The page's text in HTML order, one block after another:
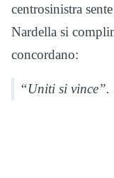
centrosinistra
Nardella si
concordano:
“Uniti si vince”.